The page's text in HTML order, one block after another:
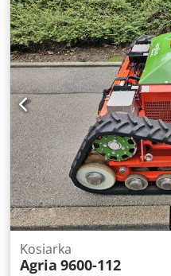
Kosiarka
Agria 9600-112